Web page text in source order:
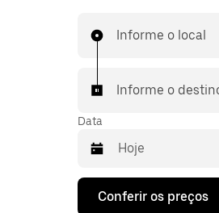
Informe o local
Informe o
Data
Pressione
Conferir os preços